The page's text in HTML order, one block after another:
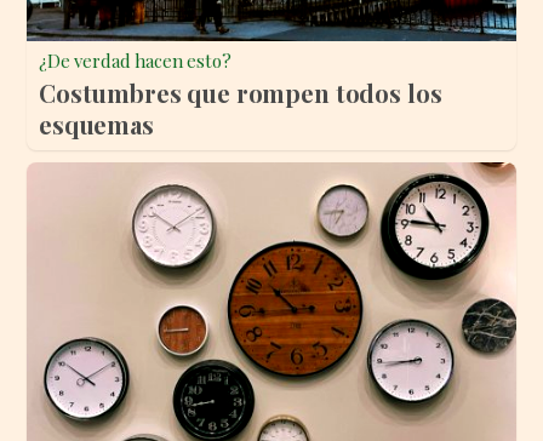
¿De verdad hacen esto?
Costumbres que rompen todos los
esquemas